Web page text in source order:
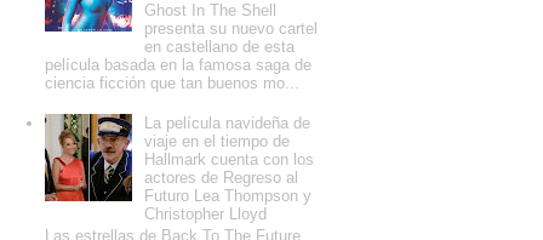
Ghost In The Shell
presenta su nuevo cartel
en castellano de esta
película basada en la famosa saga de
ciencia ficción que tan buenos mo...
La película navideña de
viaje en el tiempo de
Hallmark cuenta con los
actores de Regreso al
Futuro Lea Thompson y
Christopher Lloyd
Las estrellas de Back To The Future